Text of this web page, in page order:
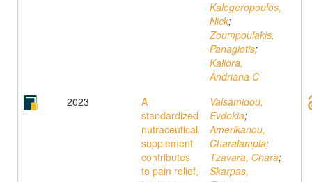
Kalogeropoulos,
Nick;
Zoumpoulakis,
Panagiotis;
Kaliora,
Andriana C
2023
A
standardized
nutraceutical
supplement
contributes
to pain relief,
Valsamidou,
Evdokia;
Amerikanou,
Charalampia;
Tzavara, Chara;
Skarpas,